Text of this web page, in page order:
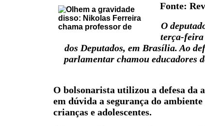
Fonte:
O
terça-feira
dos Deputados, em Brasília. Ao
parlamentar chamou educadores
O bolsonarista utilizou a defesa da
em dúvida a segurança do
crianças e adolescentes.